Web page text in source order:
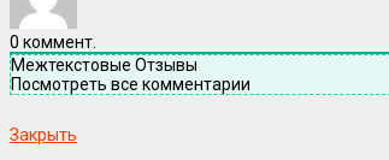
0 коммент.
Межтекстовые Отзывы
Посмотреть все комментарии
Закрыть